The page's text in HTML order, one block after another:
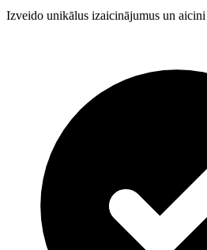
Izveido unikālus izaicinājumus un